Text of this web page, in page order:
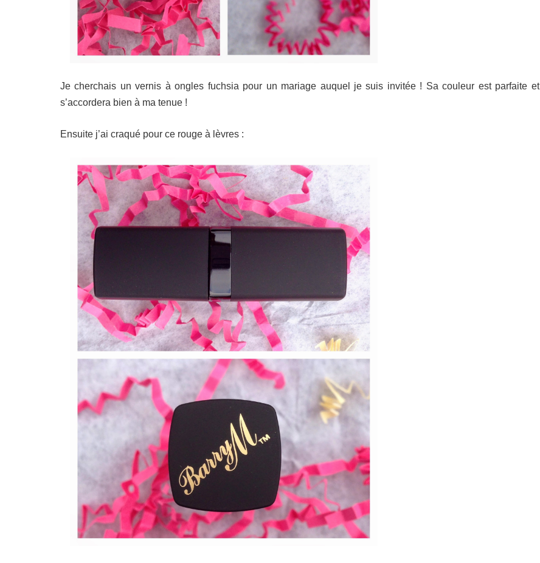
Je cherchais un vernis à ongles fuchsia pour un mariage auquel je suis invitée ! Sa couleur est parfaite et
s’accordera bien à ma tenue !
Ensuite j’ai craqué pour ce rouge à lèvres :